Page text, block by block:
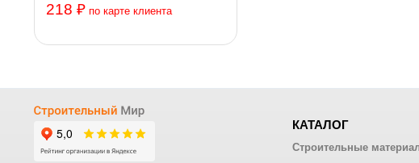
218 ₽ по карте клиента
КАТАЛОГ
Строительные